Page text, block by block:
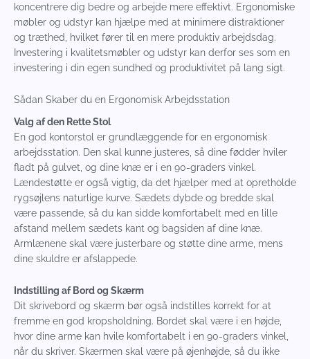
koncentrere dig bedre og arbejde mere effektivt. Ergonomiske
møbler og udstyr kan hjælpe med at minimere distraktioner
og træthed, hvilket fører til en mere produktiv arbejdsdag.
Investering i kvalitetsmøbler og udstyr kan derfor ses som en
investering i din egen sundhed og produktivitet på lang sigt.
Sådan Skaber du en Ergonomisk Arbejdsstation
Valg af den Rette Stol
En god kontorstol er grundlæggende for en ergonomisk
arbejdsstation. Den skal kunne justeres, så dine fødder hviler
fladt på gulvet, og dine knæ er i en 90-graders vinkel.
Lændestøtte er også vigtig, da det hjælper med at opretholde
rygsøjlens naturlige kurve. Sædets dybde og bredde skal
være passende, så du kan sidde komfortabelt med en lille
afstand mellem sædets kant og bagsiden af dine knæ.
Armlænene skal være justerbare og støtte dine arme, mens
dine skuldre er afslappede.
Indstilling af Bord og Skærm
Dit skrivebord og skærm bør også indstilles korrekt for at
fremme en god kropsholdning. Bordet skal være i en højde,
hvor dine arme kan hvile komfortabelt i en 90-graders vinkel,
når du skriver. Skærmen skal være på øjenhøjde, så du ikke